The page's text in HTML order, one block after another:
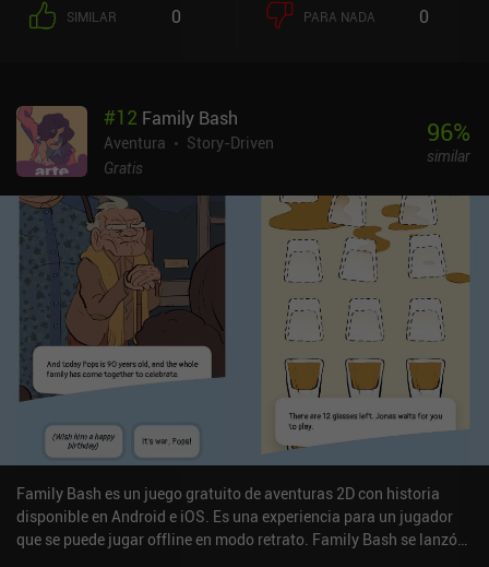
SIMILAR 0 PARA NADA 0
#12 Family Bash
Aventura
Story-Driven
Gratis
96%
similar
Family Bash es un juego gratuito de aventuras 2D con historia
disponible en Android e iOS. Es una experiencia para un jugador
que se puede jugar offline en modo retrato. Family Bash se lanzó